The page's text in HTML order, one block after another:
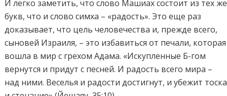
И легко заметить, что слово Машиах состоит из тех же
букв, что и слово симха – «радость». Это еще раз
доказывает, что цель человечества и, прежде всего,
сыновей Израиля, – это избавиться от печали, которая
вошла в мир с грехом Адама. «Искупленные Б-гом
вернутся и придут с песней. И радость всего мира –
над ними. Веселья и радости достигнут, и убежит тоска